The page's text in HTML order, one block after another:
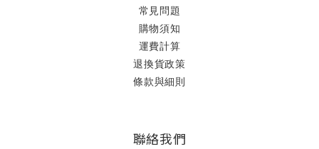
常見問題
購物須知
運費計算
退換貨政策
條款與細則
聯絡我們